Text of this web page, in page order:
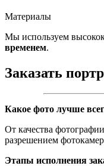
Материалы
Мы используем
временем.
Заказать
Какое фото лучше
От качества
разрешением
Этапы исполнения